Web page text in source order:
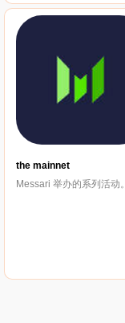
the mainnet
Messari 举办的系列活动。